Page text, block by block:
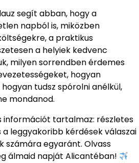
segít abban, hogy a
napból is, miközben
a praktikus
a helyiek kedvenc
milyen sorrendben érdemes
hogyan
tudsz spórolni anélkül,
mondanod.
információt tartalmaz: részletes
leggyakoribb kérdések válaszai
számára egyaránt. Olvass
álmaid napját Alicantéban!